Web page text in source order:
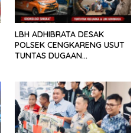
LBH ADHIBRATA DESAK
POLSEK CENGKARENG USUT
TUNTAS DUGAAN